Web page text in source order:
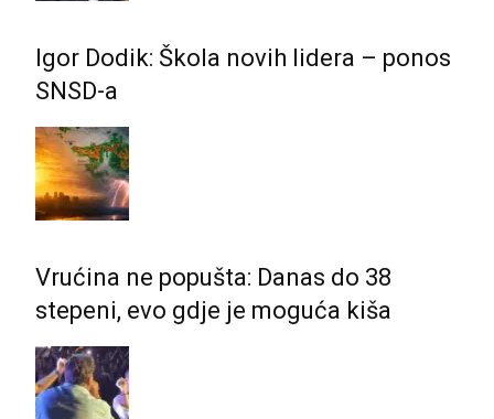
Igor Dodik: Škola novih lidera – ponos
SNSD-a
Vrućina ne popušta: Danas do 38
stepeni, evo gdje je moguća kiša